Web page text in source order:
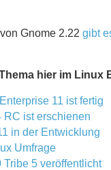
Gnome 2.22 gibt
hier im Linux
11 ist fertig
RC ist erschienen
in der Entwicklung
Umfrage
Tribe 5 veröffentlicht